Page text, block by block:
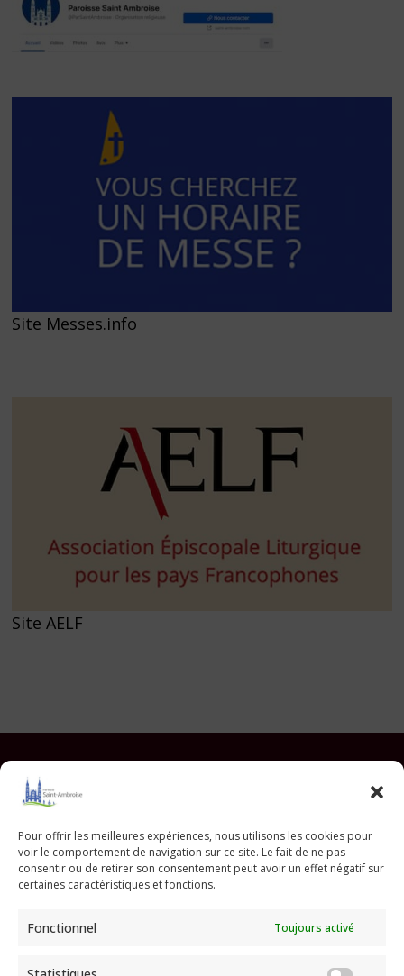
Pour offrir les meilleures expériences, nous utilisons les cookies pour
voir le comportement de navigation sur ce site. Le fait de ne pas
consentir ou de retirer son consentement peut avoir un effet négatif sur
certaines caractéristiques et fonctions.
Fonctionnel Toujours activé
Site Messes.info
Site AELF
Paroisse Saint Ambroise
33 avenue Parmentier - 75011 Paris
01 43 55 56 18